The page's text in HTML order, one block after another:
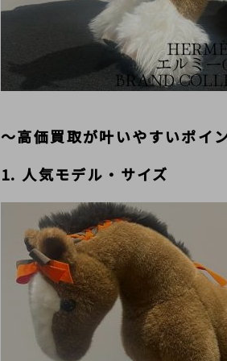
～高価買取が叶いやすいポイ
1. 人気モデル・サイズ